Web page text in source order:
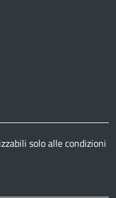
solo alle condizioni